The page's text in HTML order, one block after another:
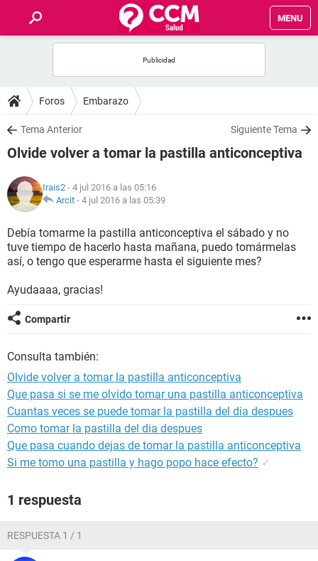
MENU
FOROS
SALUD
NUTRICIÓN
BIENESTAR
GLOSARIO
Foros Embarazo
Tema Anterior Siguiente Tema
Olvide volver a tomar la pastilla anticonceptiva
Irais2 - 4 jul 2016 a las 05:16
Arcit - 4 jul 2016 a las 05:39
Debía tomarme la pastilla anticonceptiva el sábado y no
tuve tiempo de hacerlo hasta mañana, puedo tomármelas
así, o tengo que esperarme hasta el siguiente mes?
Ayudaaaa, gracias!
Compartir
Consulta también:
Olvide volver a tomar la pastilla anticonceptiva
Que pasa si se me olvido tomar una pastilla anticonceptiva
Cuantas veces se puede tomar la pastilla del dia despues
Como tomar la pastilla del dia despues
Que pasa cuando dejas de tomar la pastilla anticonceptiva
Si me tomo una pastilla y hago popo hace efecto? ✓
1 respuesta
RESPUESTA 1 / 1